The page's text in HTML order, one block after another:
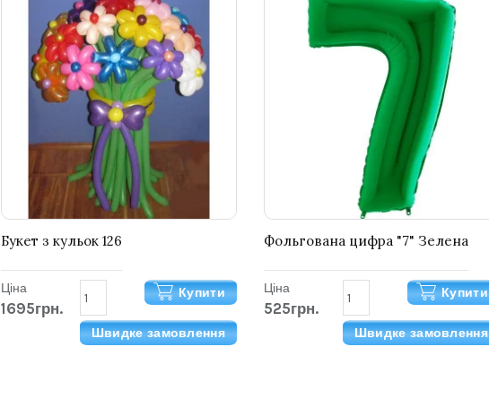
Букет з кульок 126
Ціна
1695грн.
Купити
Швидке замовлення
Фольгована цифра "7" Зелена
Ціна
525грн.
Купити
Швидке замовлення